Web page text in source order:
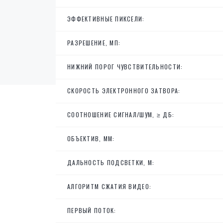
ЭФФЕКТИВНЫЕ ПИКСЕЛИ:
РАЗРЕШЕНИЕ, МП:
НИЖНИЙ ПОРОГ ЧУВСТВИТЕЛЬНОСТИ:
СКОРОСТЬ ЭЛЕКТРОННОГО ЗАТВОРА:
СООТНОШЕНИЕ СИГНАЛ/ШУМ, ≥ ДБ:
ОБЪЕКТИВ, ММ:
ДАЛЬНОСТЬ ПОДСВЕТКИ, М:
АЛГОРИТМ СЖАТИЯ ВИДЕО:
ПЕРВЫЙ ПОТОК: